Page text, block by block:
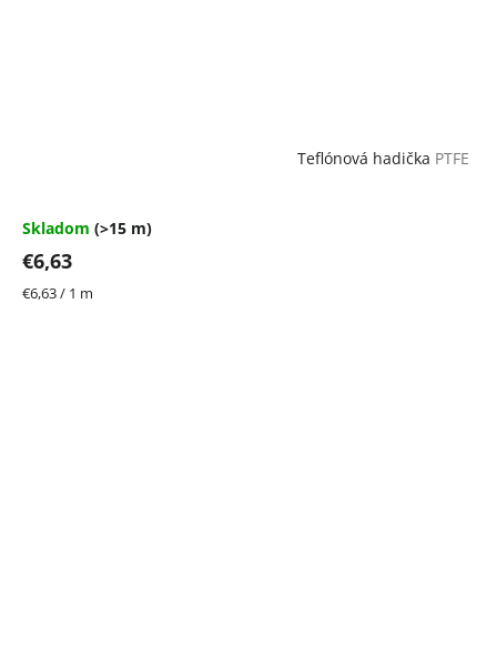
Teflónová hadička PTFE
Skladom (>15 m)
€6,63
Jednotková
€6,63 / 1 m